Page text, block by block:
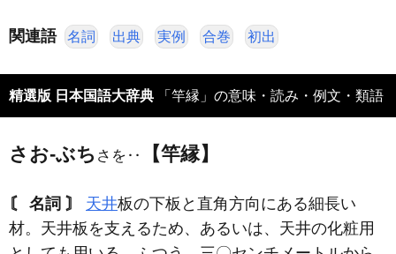
関連語 名詞 出典 実例 合巻 初出
精選版 日本国語大辞典 「竿縁」の意味・読み・例文・類語
さお‐ぶち さを‥ 【竿縁】
〘 名詞 〙 天井板の下板と直角方向にある細長い
材。天井板を支えるため、あるいは、天井の化粧用